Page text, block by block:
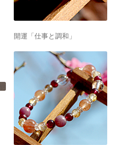
開運「仕事と調和」